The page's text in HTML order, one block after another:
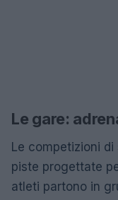
Le gare:
Le competizioni
piste progettate
atleti partono in